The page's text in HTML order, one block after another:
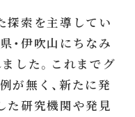
探索を主導してい
・伊吹山にちなみ
した。これまでグ
が無く、新たに発
た研究機関や発見